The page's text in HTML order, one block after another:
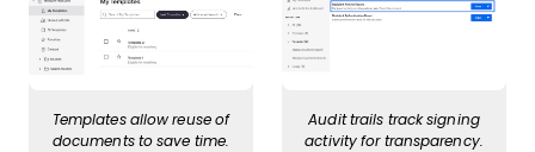
Templates allow reuse of
documents to save time.
Audit trails track signing
activity for transparency.